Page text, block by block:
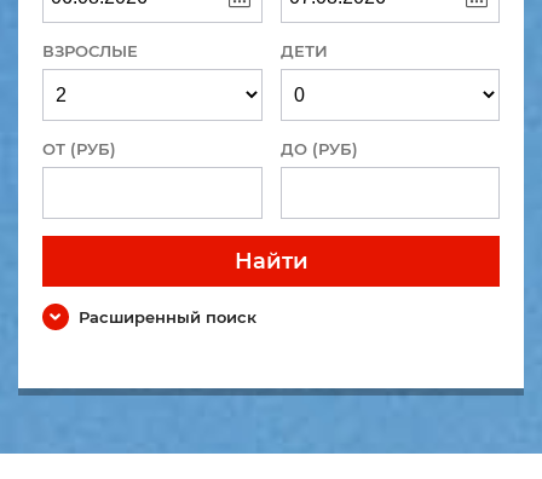
ВЗРОСЛЫЕ ДЕТИ
ОТ (РУБ) ДО (РУБ)
Найти
Расширенный поиск